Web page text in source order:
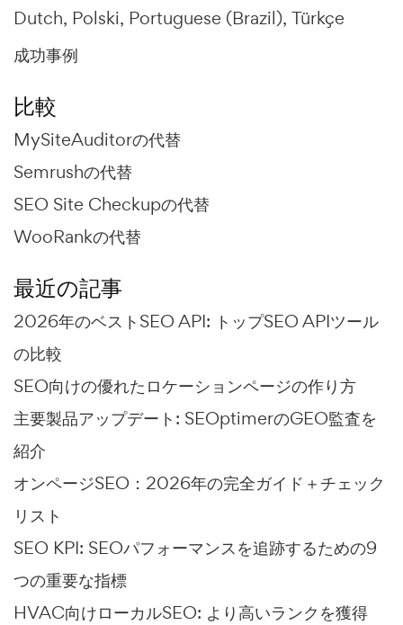
Dutch Polski Portuguese (Brazil) Türkçe
成功事例
比較
MySiteAuditorの代替
Semrushの代替
SEO Site Checkupの代替
WooRankの代替
最近の記事
2026年のベストSEO API: トップSEO APIツール
の比較
SEO向けの優れたロケーションページの作り方
主要製品アップデート: SEOptimerのGEO監査を
紹介
オンページSEO：2026年の完全ガイド＋チェック
リスト
SEO KPI: SEOパフォーマンスを追跡するための9
つの重要な指標
HVAC向けローカルSEO: より高いランクを獲得